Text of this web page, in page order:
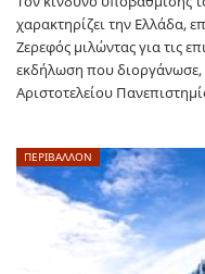
χαρακτηρίζει την Ελλάδα,
Ζερεφός μιλώντας για τις
εκδήλωση που
Αριστοτελείου
ΠΕΡΙΒΑΛΛΟΝ